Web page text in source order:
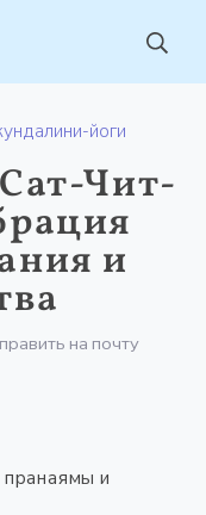
йоги
Чит-
и
на почту
и